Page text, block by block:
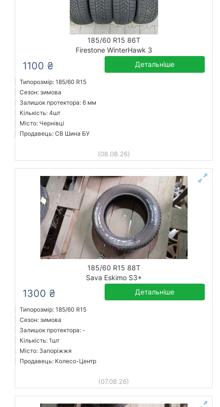
185/60 R15 86T
Firestone WinterHawk 3
1100 ₴ Детальніше
Типорозмір: 185/60 R15
Сезон: зимова
Залишок протектора: 6 мм
Кількість: 4шт
Місто: Чернівці
Продавець: СВ Шина БУ
(08.08.26)
185/60 R15 88T
Sava Eskimo S3+
1300 ₴ Детальніше
Типорозмір: 185/60 R15
Сезон: зимова
Залишок протектора: -
Кількість: 1шт
Місто: Запоріжжя
Продавець: Колесо-Центр
(07.08.26)